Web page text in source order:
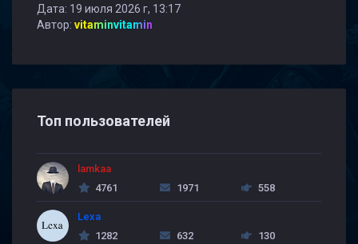
Дата: 19 июля 2026 г, 13:17
Автор: vitaminvitamin
Топ пользователей
lamkaa
4761
1971 558
Lexa
1282
632 130